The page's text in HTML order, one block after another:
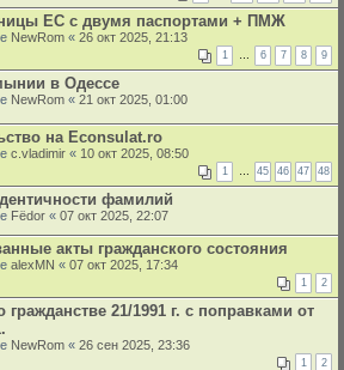
ЕС с двумя паспортами + ПМЖ
NewRom « 26 окт 2025, 21:13
1 … 6 7 8 9
в Одессе
NewRom « 21 окт 2025, 01:00
на Econsulat.ro
c.vladimir « 10 окт 2025, 08:50
1 … 45 46 47 48
фамилий
Fёdor « 07 окт 2025, 22:07
акты гражданского состояния
alexMN « 07 окт 2025, 17:34
1 2
21/1991 г. с поправками от
NewRom « 26 сен 2025, 23:36
1 2